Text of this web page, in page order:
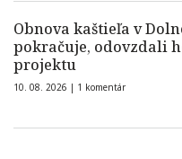
Obnova kaštieľa v
pokračuje, odovzdali
projektu
10. 08. 2026 | 1 komentár